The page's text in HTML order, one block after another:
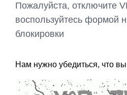
Пожалуйста, отключите
воспользуйтесь формой
блокировки
Нам нужно убедиться, что